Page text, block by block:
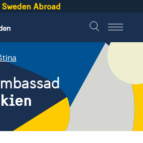
Sweden Abroad